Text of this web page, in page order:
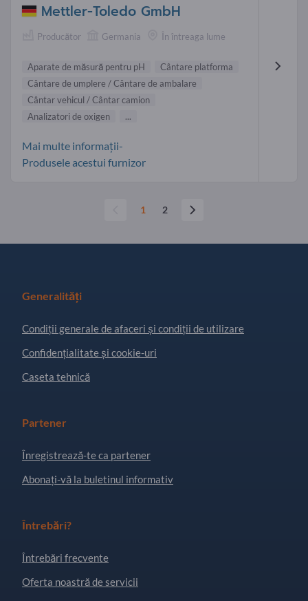
Mettler-Toledo GmbH
Producător Germania În întreaga lume
Aparate de măsură pentru pH
Cântare platforma
Cântare de umplere / Cântare de ambalare
Cântar vehicul / Cântar camion
Analizatori de oxigen
...
Mai multe informații-
Produsele acestui furnizor
1 2
Generalități
Condiţii generale de afaceri și condiții de utilizare
Confidențialitate și cookie-uri
Caseta tehnică
Partener
Înregistrează-te ca partener
Abonați-vă la buletinul informativ
Întrebări?
Întrebări frecvente
Oferta noastră de servicii